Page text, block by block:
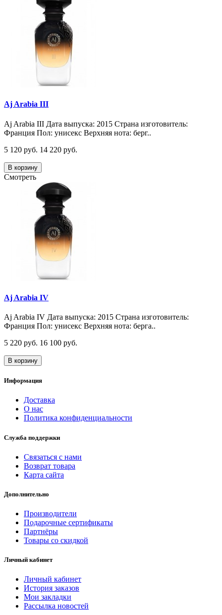
Aj Arabia III
Aj Arabia III Дата выпуска: 2015 Страна изготовитель:
Франция Пол: унисекс Верхняя нота: берг..
5 120 руб. 14 220 руб.
В корзину
Смотреть
Aj Arabia IV
Aj Arabia IV Дата выпуска: 2015 Страна изготовитель:
Франция Пол: унисекс Верхняя нота: берга..
5 220 руб. 16 100 руб.
В корзину
Информация
Доставка
О нас
Политика конфиденциальности
Служба поддержки
Связаться с нами
Возврат товара
Карта сайта
Дополнительно
Производители
Подарочные сертификаты
Партнёры
Товары со скидкой
Личный кабинет
Личный кабинет
История заказов
Мои закладки
Рассылка новостей